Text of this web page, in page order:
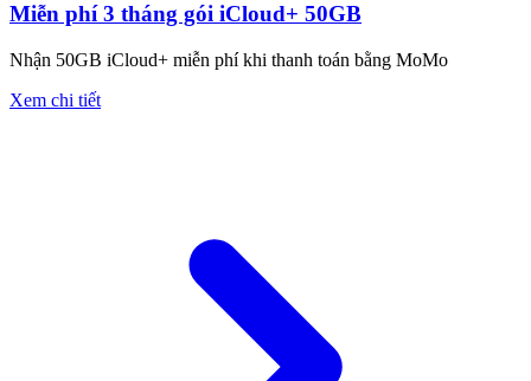
Miễn phí 3 tháng gói iCloud+ 50GB
Nhận 50GB iCloud+ miễn phí khi thanh toán bằng MoMo
Xem chi tiết